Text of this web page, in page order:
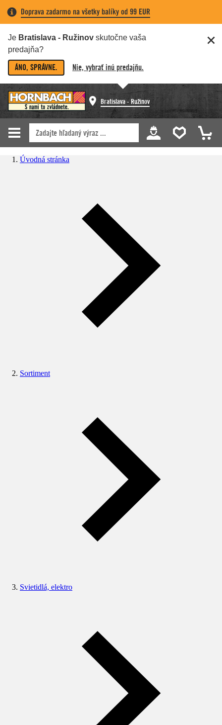
Doprava zadarmo na všetky balíky od 99 EUR
Je Bratislava - Ružinov skutočne vaša
predajňa?
ÁNO, SPRÁVNE. Nie, vybrať inú predajňu.
Bratislava - Ružinov
Úvodná stránka
Sortiment
Svietidlá, elektro